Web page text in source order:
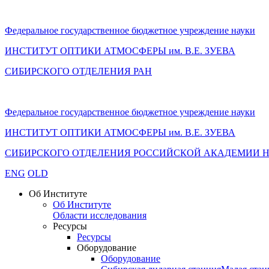
Федеральное государственное бюджетное учреждение науки
ИНСТИТУТ ОПТИКИ АТМОСФЕРЫ им. В.Е. ЗУЕВА
СИБИРСКОГО ОТДЕЛЕНИЯ РАН
Федеральное государственное бюджетное учреждение науки
ИНСТИТУТ ОПТИКИ АТМОСФЕРЫ им. В.Е. ЗУЕВА
СИБИРСКОГО ОТДЕЛЕНИЯ РОССИЙСКОЙ АКАДЕМИИ
ENG OLD
Об Институте
Об Институте
Области исследования
Ресурсы
Ресурсы
Оборудование
Оборудование